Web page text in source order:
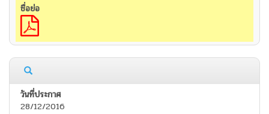
28/12/2016